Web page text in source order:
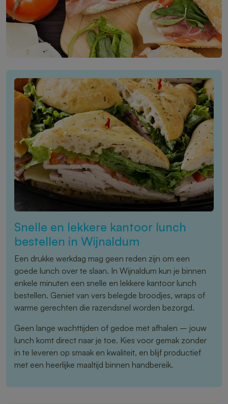
Snelle en lekkere kantoor lunch
bestellen in Wijnaldum
Een drukke werkdag mag geen reden zijn om een
goede lunch over te slaan. In Wijnaldum kun je binnen
enkele minuten een snelle en lekkere kantoor lunch
bestellen. Geniet van vers belegde broodjes, wraps of
warme gerechten die razendsnel worden bezorgd.
Geen lange wachttijden of gedoe met afhalen – jouw
lunch komt direct naar je toe. Kies voor gemak zonder
in te leveren op smaak en kwaliteit, en blijf productief
met een heerlijke maaltijd binnen handbereik.